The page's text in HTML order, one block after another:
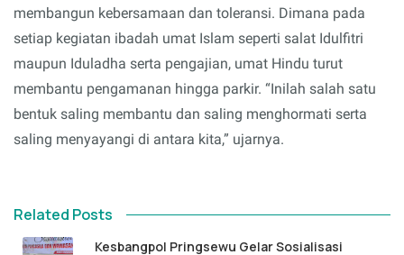
membangun kebersamaan dan toleransi. Dimana pada
setiap kegiatan ibadah umat Islam seperti salat Idulfitri
maupun Iduladha serta pengajian, umat Hindu turut
membantu pengamanan hingga parkir. “Inilah salah satu
bentuk saling membantu dan saling menghormati serta
saling menyayangi di antara kita,” ujarnya.
Related Posts
Kesbangpol Pringsewu Gelar Sosialisasi